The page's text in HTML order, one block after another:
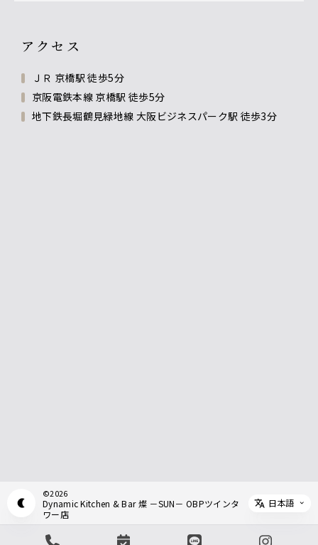
アクセス
ＪＲ 京橋駅 徒歩5分
京阪電鉄本線 京橋駅 徒歩5分
地下鉄長堀鶴見緑地線 大阪ビジネスパーク駅 徒歩3分
©2026
Dynamic Kitchen & Bar 燦 －SUN－ OBPツインタ
ワー店
Select
日本語
Appearance mode switch